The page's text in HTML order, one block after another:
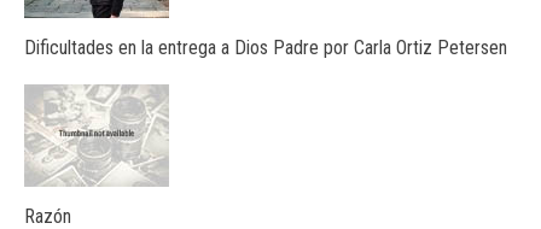
Dificultades en la entrega a Dios Padre por Carla Ortiz Petersen
Razón